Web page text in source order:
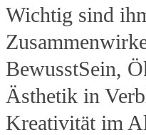
Wichtig sind
BewusstSein,
Ästhetik in
Kreativität im